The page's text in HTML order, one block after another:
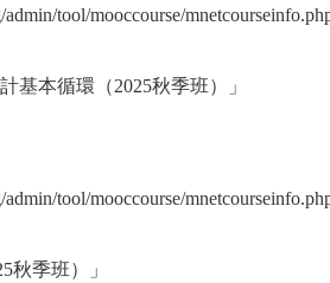
tool/mooccourse/
基本循環（2025秋季班）」
tool/mooccourse/
秋季班）」